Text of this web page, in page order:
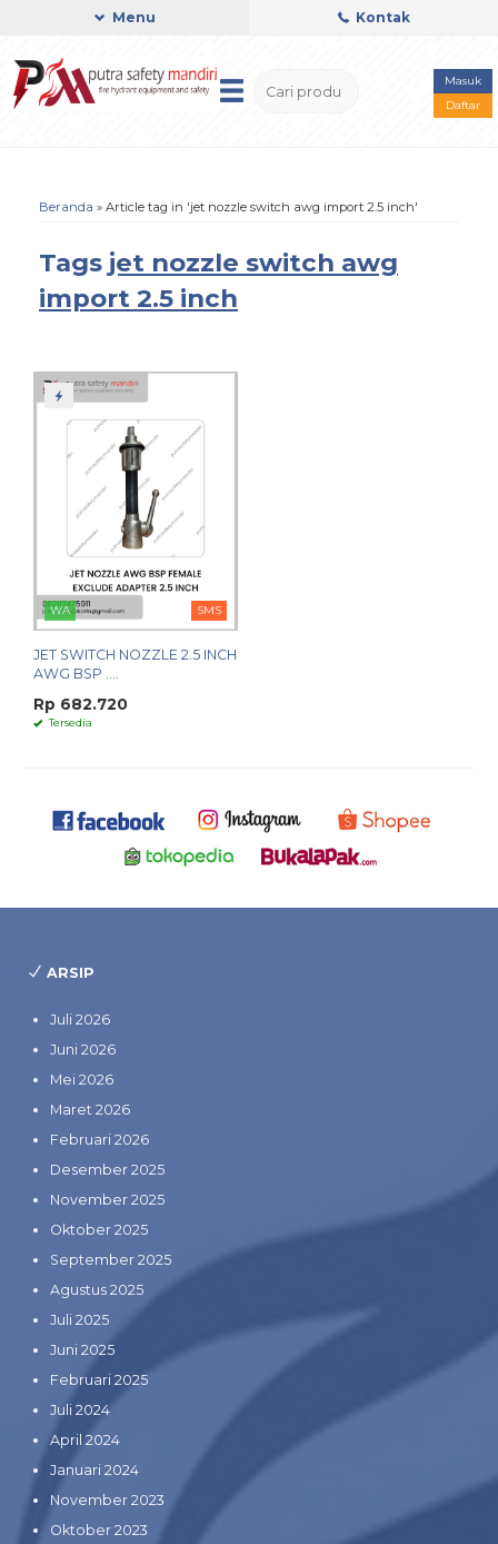
Menu Kontak
Masuk
Daftar
Beranda » Article tag in 'jet nozzle switch awg import 2.5 inch'
Tags jet nozzle switch awg
import 2.5 inch
WA SMS
JET SWITCH NOZZLE 2.5 INCH
AWG BSP ....
Rp 682.720
Tersedia
ARSIP
Juli 2026
Juni 2026
Mei 2026
Maret 2026
Februari 2026
Desember 2025
November 2025
Oktober 2025
September 2025
Agustus 2025
Juli 2025
Juni 2025
Februari 2025
Juli 2024
April 2024
Januari 2024
November 2023
Oktober 2023